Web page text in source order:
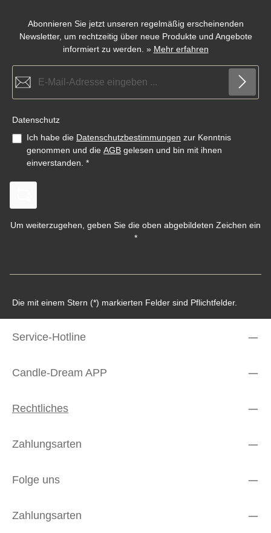
Abonnieren Sie jetzt unseren regelmäßig erscheinenden
Newsletter, um rechtzeitig über neue Produkte und Angebote
informiert zu werden. » Mehr erfahren
Datenschutz
Ich habe die Datenschutzbestimmungen zur Kenntnis
genommen und die AGB gelesen und bin mit ihnen
einverstanden. *
Um weiterzugehen, geben Sie die oben abgebildeten Zeichen ein
*
Die mit einem Stern (*) markierten Felder sind Pflichtfelder.
Service-Hotline
Candle-Dream APP
Rechtliches
Zahlungsarten
Folge uns
Zahlungsarten